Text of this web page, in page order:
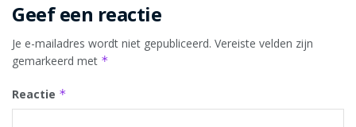
Geef een reactie
Je e-mailadres wordt niet gepubliceerd. Vereiste velden zijn
gemarkeerd met *
Reactie *